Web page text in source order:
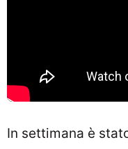
In settimana è